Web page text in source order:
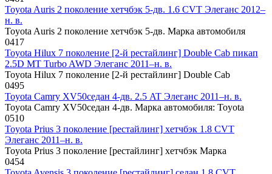
Toyota Auris 2 поколение хетчбэк 5-дв. 1.6 CVT Элеганс 2012–
н. в.
Toyota Auris 2 поколение хетчбэк 5-дв. Марка автомобиля
0417
Toyota Hilux 7 поколение [2-й рестайлинг] Double Cab пикап
2.5D MT Turbo AWD Элеганс 2011–н. в.
Toyota Hilux 7 поколение [2-й рестайлинг] Double Cab
0495
Toyota Camry XV50седан 4-дв. 2.5 AT Элеганс 2011–н. в.
Toyota Camry XV50седан 4-дв. Марка автомобиля: Toyota
0510
Toyota Prius 3 поколение [рестайлинг] хетчбэк 1.8 CVT
Элеганс 2011–н. в.
Toyota Prius 3 поколение [рестайлинг] хетчбэк Марка
0454